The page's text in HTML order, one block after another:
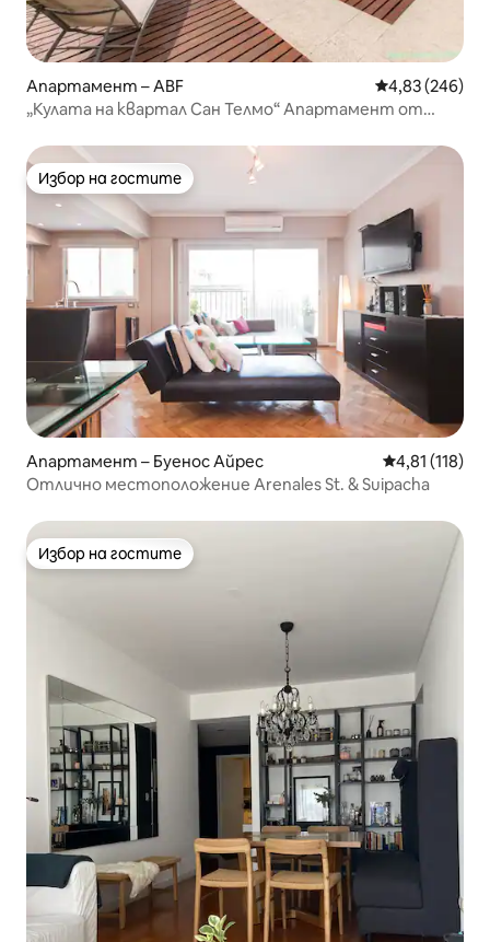
Апартамент – ABF Средна
4,83 (246)
„Кулата на квартал Сан Телмо“ Апартамент от
Избор на гостите
Избор на гостите
Апартамент – Буенос Айрес Средна
4,81 (118)
Отлично местоположение Arenales St. & Suipacha
Избор на гостите
Избор на гостите